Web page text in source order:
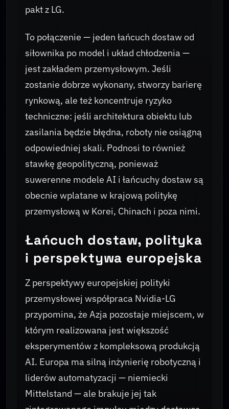
pakt z LG.
To połączenie — jeden łańcuch dostaw od
siłownika po model i układ chłodzenia —
jest zakładem przemysłowym. Jeśli
zostanie dobrze wykonany, stworzy barierę
rynkową, ale też koncentruje ryzyko
techniczne: jeśli architektura obiektu lub
zasilania będzie błędna, roboty nie osiągną
odpowiedniej skali. Podnosi to również
stawkę geopolityczną, ponieważ
suwerenne modele AI i łańcuchy dostaw są
obecnie wplatane w krajową politykę
przemysłową w Korei, Chinach i poza nimi.
Łańcuch dostaw, polityka
i perspektywa europejska
Z perspektywy europejskiej polityki
przemysłowej współpraca Nvidia-LG
przypomina, że Azja pozostaje miejscem, w
którym realizowana jest większość
eksperymentów z kompleksową produkcją
AI. Europa ma silną inżynierię robotyczną i
liderów automatyzacji — niemiecki
Mittelstand — ale brakuje jej tak